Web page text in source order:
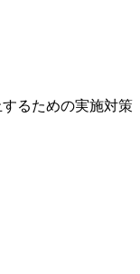
るための実施対策